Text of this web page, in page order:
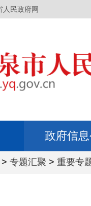
人民政府网
政府信
> 专题汇聚 > 重要专